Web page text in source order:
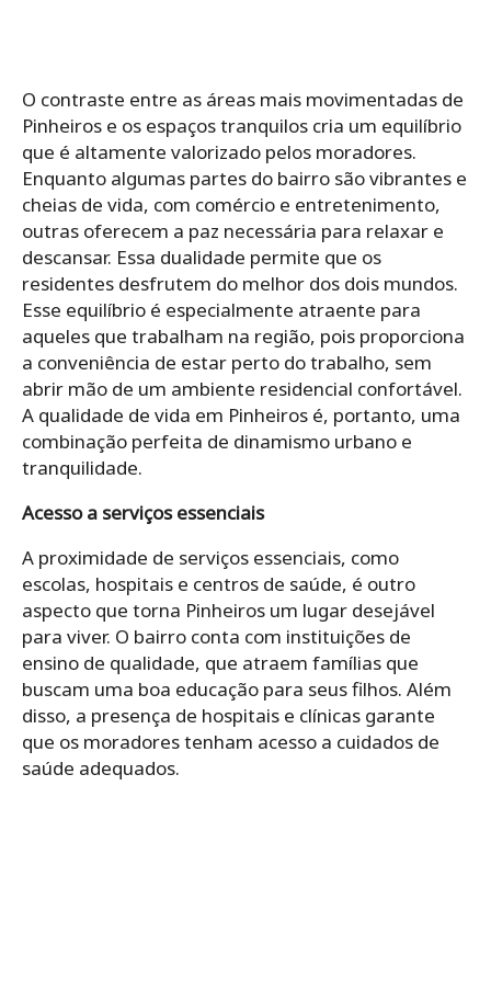
O contraste entre as áreas mais movimentadas de
Pinheiros e os espaços tranquilos cria um equilíbrio
que é altamente valorizado pelos moradores.
Enquanto algumas partes do bairro são vibrantes e
cheias de vida, com comércio e entretenimento,
outras oferecem a paz necessária para relaxar e
descansar. Essa dualidade permite que os
residentes desfrutem do melhor dos dois mundos.
Esse equilíbrio é especialmente atraente para
aqueles que trabalham na região, pois proporciona
a conveniência de estar perto do trabalho, sem
abrir mão de um ambiente residencial confortável.
A qualidade de vida em Pinheiros é, portanto, uma
combinação perfeita de dinamismo urbano e
tranquilidade.
Acesso a serviços essenciais
A proximidade de serviços essenciais, como
escolas, hospitais e centros de saúde, é outro
aspecto que torna Pinheiros um lugar desejável
para viver. O bairro conta com instituições de
ensino de qualidade, que atraem famílias que
buscam uma boa educação para seus filhos. Além
disso, a presença de hospitais e clínicas garante
que os moradores tenham acesso a cuidados de
saúde adequados.